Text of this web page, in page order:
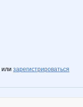
или зарегистрироваться